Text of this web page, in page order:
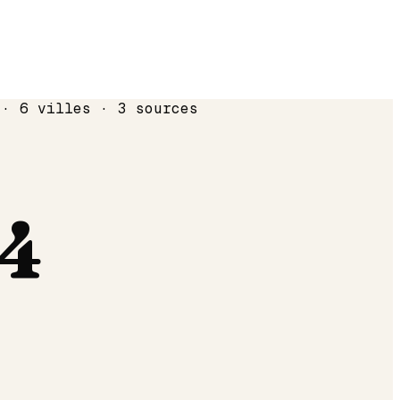
· 6 villes · 3 sources